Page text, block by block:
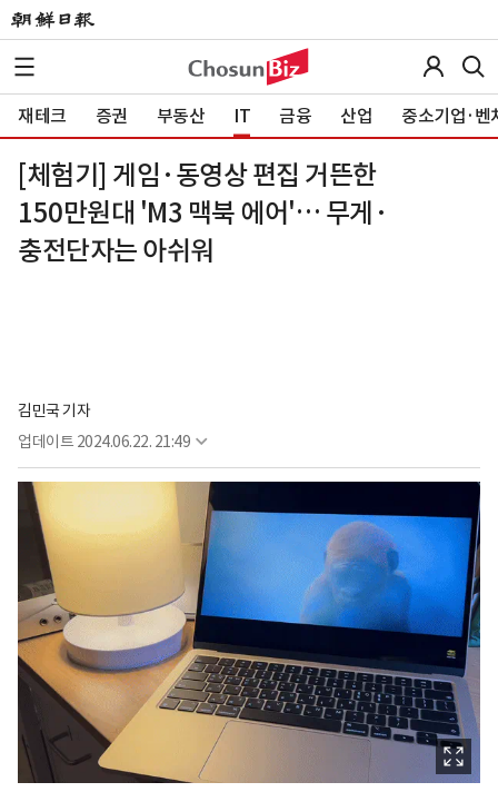
재테크 증권 부동산 IT 금융 산업 중소기업·벤
[체험기] 게임·동영상 편집 거뜬한
150만원대 'M3 맥북 에어'… 무게·
충전단자는 아쉬워
김민국 기자
업데이트 2024.06.22. 21:49